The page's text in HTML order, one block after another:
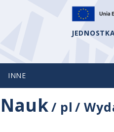
INNE
/ pl /